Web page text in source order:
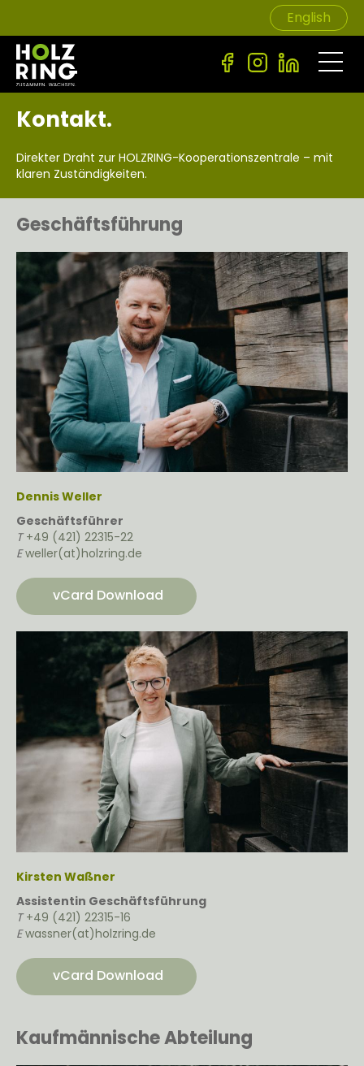
Skip
to
the
content
English
Kontakt.
Direkter Draht zur HOLZRING-Kooperationszentrale – mit
klaren Zuständigkeiten.
Geschäftsführung
Dennis Weller
Geschäftsführer
T +49 (421) 22315-22
E weller(at)holzring.de
vCard Download
Kirsten Waßner
Assistentin Geschäftsführung
T +49 (421) 22315-16
E wassner(at)holzring.de
vCard Download
Kaufmännische Abteilung